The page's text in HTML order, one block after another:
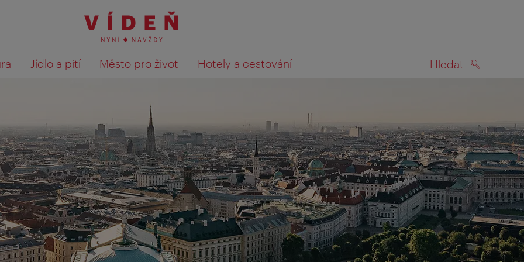
Jídlo a pití Město pro život Hotely a cestování Hledat